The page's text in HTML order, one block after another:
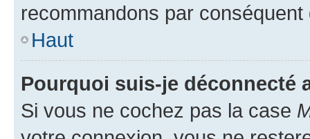
recommandons par conséquent
Haut
Pourquoi suis-je déconnecté
Si vous ne cochez pas la case